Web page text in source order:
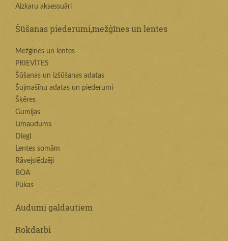
Aizkaru aksessuāri
Šūšanas piederumi,mežģīnes un lentes
Mežģīnes un lentes
PRIEVĪTES
Šūšanas un izšūšanas adatas
Šujmašīnu adatas un piederumi
Šķēres
Gumijas
Līmaudums
Diegi
Lentes somām
Rāvejslēdzēji
BOA
Pūkas
Audumi galdautiem
Rokdarbi